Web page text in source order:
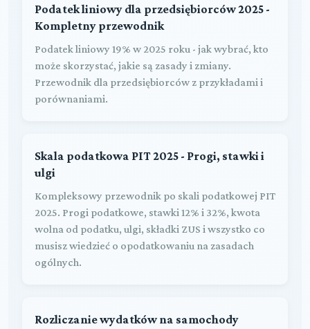
Podatek liniowy dla przedsiębiorców 2025 -
Kompletny przewodnik
Podatek liniowy 19% w 2025 roku - jak wybrać, kto
może skorzystać, jakie są zasady i zmiany.
Przewodnik dla przedsiębiorców z przykładami i
porównaniami.
Skala podatkowa PIT 2025 - Progi, stawki i
ulgi
Kompleksowy przewodnik po skali podatkowej PIT
2025. Progi podatkowe, stawki 12% i 32%, kwota
wolna od podatku, ulgi, składki ZUS i wszystko co
musisz wiedzieć o opodatkowaniu na zasadach
ogólnych.
Rozliczanie wydatków na samochody